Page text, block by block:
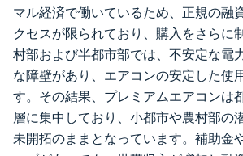
マル経済で働いているため、正規の融
クセスが限られており、購入をさらに
村部および半都市部では、不安定な電
な障壁があり、エアコンの安定した使
す。その結果、プレミアムエアコンは
層に集中しており、小都市や農村部の
未開拓のままとなっています。補助金